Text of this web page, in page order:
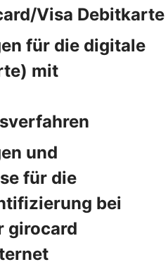
Visa Debitkarte
für die digitale
mit
und
für die
bei
girocard